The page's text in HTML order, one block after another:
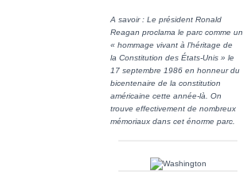
A savoir : Le président Ronald
Reagan proclama le parc comme un
« hommage vivant à l’héritage de
la Constitution des États-Unis » le
17 septembre 1986 en honneur du
bicentenaire de la constitution
américaine cette année-là. On
trouve effectivement de nombreux
mémoriaux dans cet énorme parc.